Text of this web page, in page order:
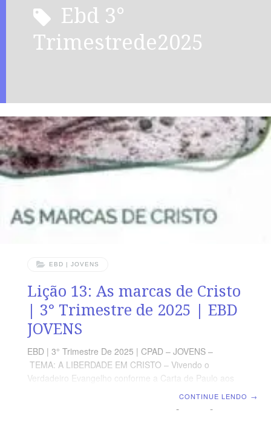
ebd 3°
Trimestrede2025
EBD | JOVENS
Lição 13: As marcas de Cristo
| 3° Trimestre de 2025 | EBD
JOVENS
EBD | 3° Trimestre De 2025 | CPAD – JOVENS –
TEMA: A LIBERDADE EM CRISTO – Vivendo o
Verdadeiro Evangelho conforme a Carta de Paulo aos
CONTINUE LENDO →